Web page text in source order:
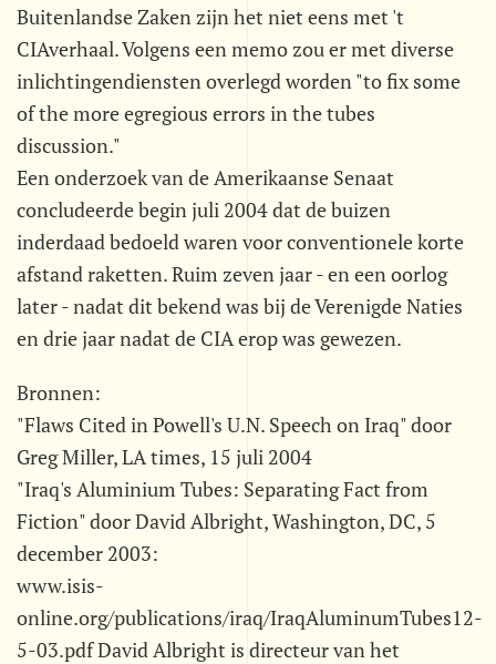
Buitenlandse Zaken zijn het niet eens met 't
CIAverhaal. Volgens een memo zou er met diverse
inlichtingendiensten overlegd worden "to fix some
of the more egregious errors in the tubes
discussion."
Een onderzoek van de Amerikaanse Senaat
concludeerde begin juli 2004 dat de buizen
inderdaad bedoeld waren voor conventionele korte
afstand raketten. Ruim zeven jaar - en een oorlog
later - nadat dit bekend was bij de Verenigde Naties
en drie jaar nadat de CIA erop was gewezen.
Bronnen:
"Flaws Cited in Powell's U.N. Speech on Iraq" door
Greg Miller, LA times, 15 juli 2004
"Iraq's Aluminium Tubes: Separating Fact from
Fiction" door David Albright, Washington, DC, 5
december 2003:
www.isis-
online.org/publications/iraq/IraqAluminumTubes12-
5-03.pdf David Albright is directeur van het